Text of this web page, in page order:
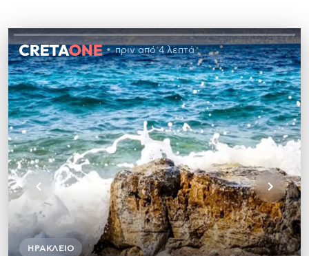
πριν από 4 λεπτά
ΗΡΆΚΛΕΙΟ